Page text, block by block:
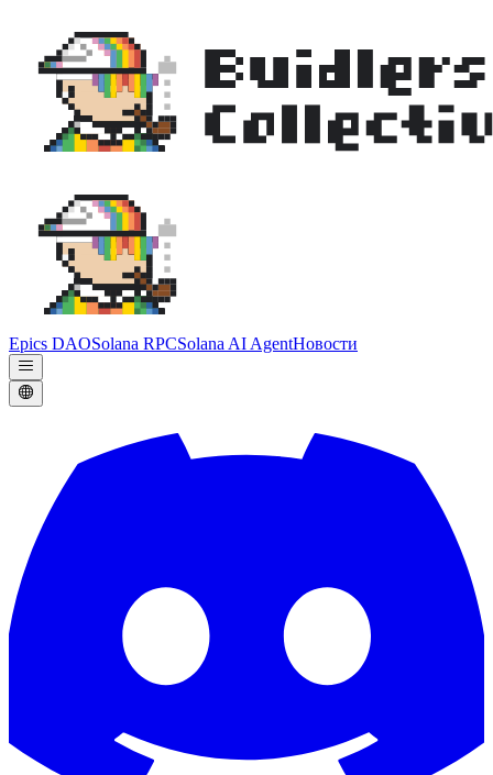
Epics DAOSolana RPCSolana AI AgentНовости